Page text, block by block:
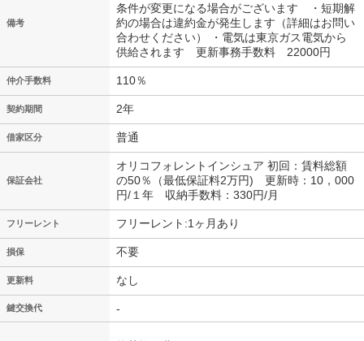
備考
条件が変更になる場合がございます ・短期解
約の場合は違約金が発生します（詳細はお問い
合わせください） ・電気は東京ガス電気から
供給されます 更新事務手数料 22000円
仲介手数料 110％
契約期間 2年
借家区分 普通
保証会社
オリコフォレントインシュア 初回：賃料総額
の50％（最低保証料2万円) 更新時：10，000
円/１年 収納手数料：330円/月
フリーレント フリーレント:1ヶ月あり
損保 不要
更新料 なし
鍵交換代 -